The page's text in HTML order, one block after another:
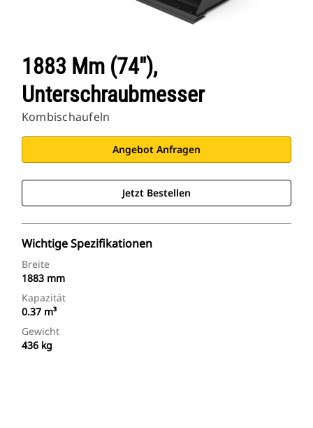
1883 Mm (74"),
Unterschraubmesser
Kombischaufeln
Angebot Anfragen
Jetzt Bestellen
Wichtige Spezifikationen
Breite
1883 mm
Kapazität
0.37 m³
Gewicht
436 kg